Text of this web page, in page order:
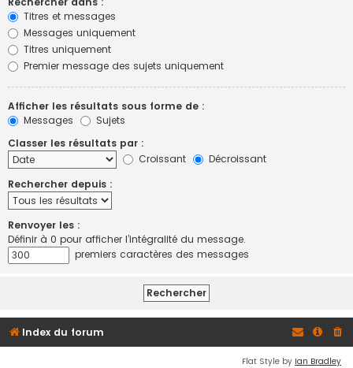
Titres et messages
Messages uniquement
Titres uniquement
Premier message des sujets uniquement
Afficher les résultats sous forme de :
Messages
Sujets
Classer les résultats par :
Croissant
Décroissant
Rechercher depuis :
Renvoyer les :
Définir à 0 pour afficher l’intégralité du message.
premiers caractères des messages
Index du forum
Flat Style by Ian Bradley